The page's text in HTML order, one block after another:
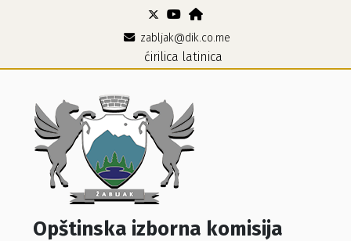
zabljak@dik.co.me
ćirilica latinica
Opštinska izborna komisija